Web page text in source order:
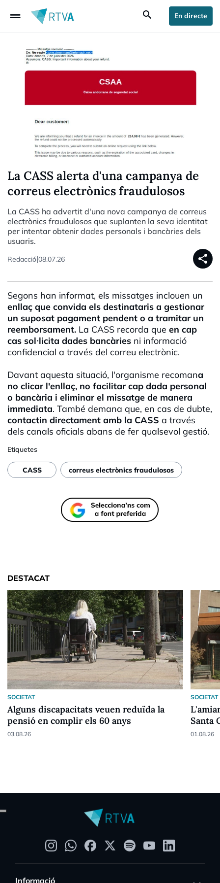
drag_handle search En directe
La CASS alerta d'una campanya de
correus electrònics fraudulosos
La CASS ha advertit d'una nova campanya de correus
electrònics fraudulosos que suplanten la seva identitat
per intentar obtenir dades personals i bancàries dels
usuaris.
Redacció|08.07.26 share
Segons han informat, els missatges inclouen un
enllaç que convida els destinataris a gestionar
un suposat pagament pendent o a tramitar un
reemborsament. La CASS recorda que en cap
cas sol·licita dades bancàries ni informació
confidencial a través del correu electrònic.
Davant aquesta situació, l'organisme recomana
no clicar l'enllaç, no facilitar cap dada personal
o bancària i eliminar el missatge de manera
immediata. També demana que, en cas de dubte,
contactin directament amb la CASS a través
dels canals oficials abans de fer qualsevol gestió.
Etiquetes
CASS correus electrònics fraudulosos
DESTACAT
SOCIETAT
Alguns discapacitats veuen reduïda la
pensió en complir els 60 anys
03.08.26
SOCIETAT
Santa
01.08.26
Informació